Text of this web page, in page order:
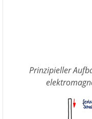
Prinzipieller